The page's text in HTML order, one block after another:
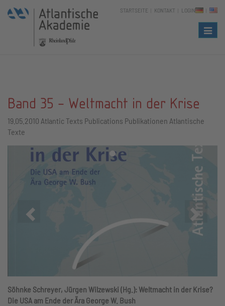
STARTSEITE KONTAKT LOGIN
Band 35 - Weltmacht in der Krise
19.05.2010 Atlantic Texts Publications Publikationen Atlantische
Texte
Zurück Vor
Söhnke Schreyer, Jürgen Wilzewski (Hg.): Weltmacht in der Krise?
Die USA am Ende der Ära George W. Bush